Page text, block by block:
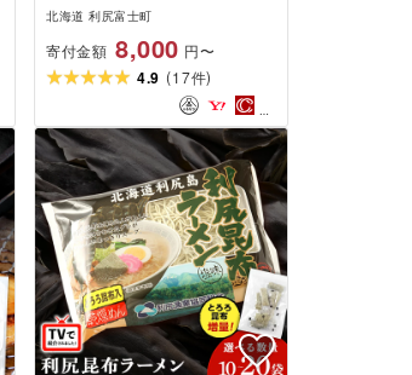
兵衛]
北海道 利尻富士町
寄付金額 8,000 円〜
4.9 (17件)